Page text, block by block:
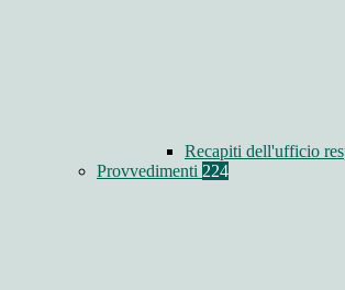
Recapiti dell'ufficio
Provvedimenti 224